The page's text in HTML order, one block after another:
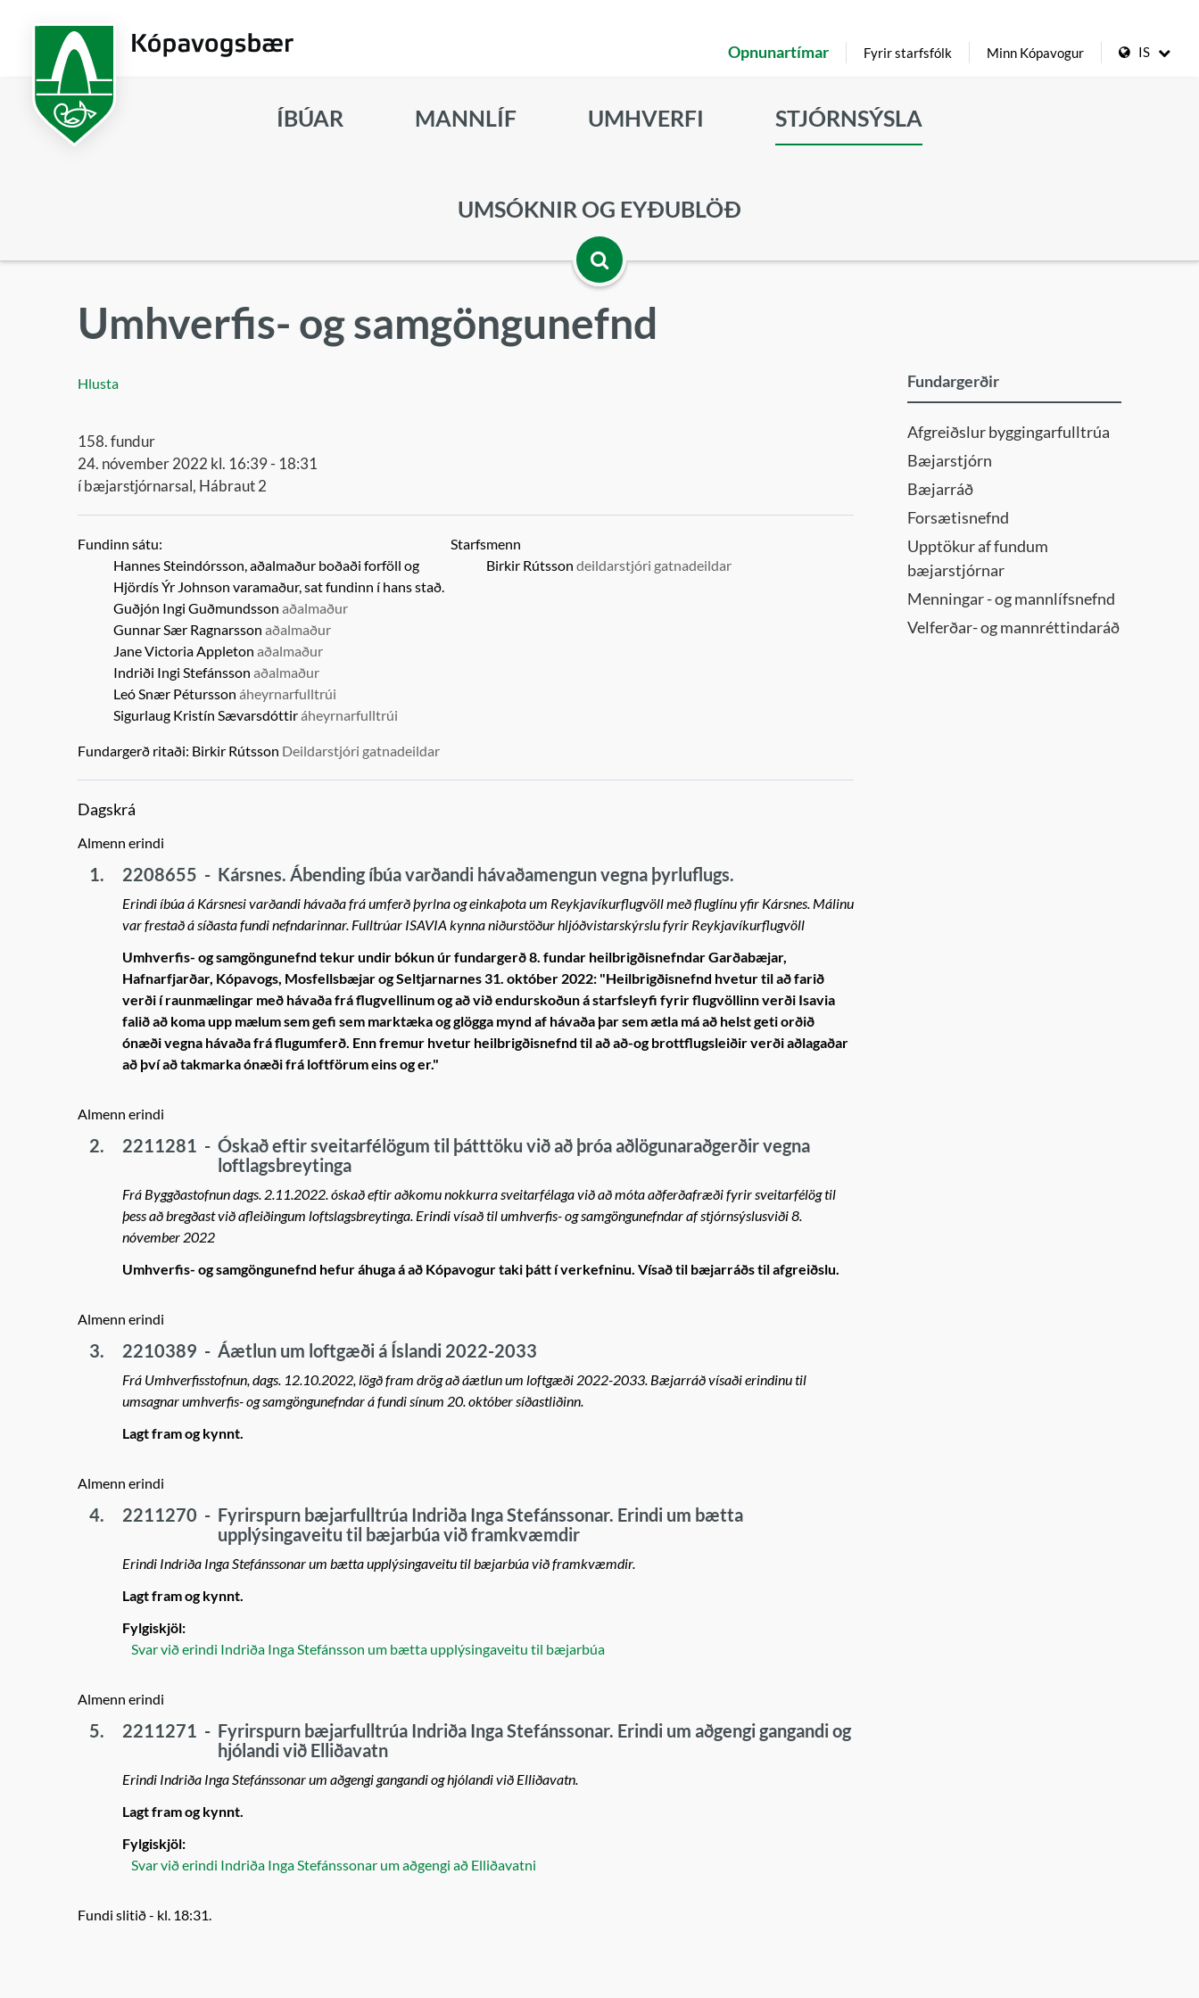
ÍBÚAR MANNLÍF UMHVERFI STJÓRNSÝSLA
UMSÓKNIR OG EYÐUBLÖÐ
Opna
leitarbox
Opnunartímar Fyrir starfsfólk Minn Kópavogur IS
Umhverfis- og samgöngunefnd
Hlusta
158. fundur
24. nóvember 2022 kl. 16:39 - 18:31
í bæjarstjórnarsal, Hábraut 2
Fundinn sátu:
Hannes Steindórsson, aðalmaður boðaði forföll og
Hjördís Ýr Johnson varamaður,sat fundinn í hans stað.
Guðjón Ingi Guðmundsson aðalmaður
Gunnar Sær Ragnarsson aðalmaður
Jane Victoria Appleton aðalmaður
Indriði Ingi Stefánsson aðalmaður
Leó Snær Pétursson áheyrnarfulltrúi
Sigurlaug Kristín Sævarsdóttiráheyrnarfulltrúi
Starfsmenn
Birkir Rútsson deildarstjóri gatnadeildar
Fundargerð ritaði: Birkir Rútsson Deildarstjóri gatnadeildar
Dagskrá
Almenn erindi
1. 2208655 - Kársnes. Ábending íbúa varðandi hávaðamengun vegna þyrluflugs.
Erindi íbúa á Kársnesi varðandi hávaða frá umferð þyrlna og einkaþota um Reykjavíkurflugvöll með fluglínu yfir Kársnes. Málinu
var frestað á síðasta fundi nefndarinnar. Fulltrúar ISAVIA kynna niðurstöður hljóðvistarskýrslu fyrir Reykjavíkurflugvöll
Umhverfis- og samgöngunefnd tekur undir bókun úr fundargerð 8. fundar heilbrigðisnefndar Garðabæjar,
Hafnarfjarðar, Kópavogs, Mosfellsbæjar og Seltjarnarnes 31. október 2022: "Heilbrigðisnefnd hvetur til að farið
verði í raunmælingar með hávaða frá flugvellinum og að við endurskoðun á starfsleyfi fyrir flugvöllinn verði Isavia
falið að koma upp mælum sem gefi sem marktæka og glögga mynd af hávaða þar sem ætla má að helst geti orðið
ónæði vegna hávaða frá flugumferð. Enn fremur hvetur heilbrigðisnefnd til að að-og brottflugsleiðir verði aðlagaðar
að því að takmarka ónæði frá loftförum eins og er."
Almenn erindi
2. 2211281 - Óskað eftir sveitarfélögum til þátttöku við að þróa aðlögunaraðgerðir vegna
loftlagsbreytinga
Frá Byggðastofnun dags. 2.11.2022. óskað eftir aðkomu nokkurra sveitarfélaga við að móta aðferðafræði fyrir sveitarfélög til
þess að bregðast við afleiðingum loftslagsbreytinga. Erindi vísað til umhverfis- og samgöngunefndar af stjórnsýslusviði 8.
nóvember 2022
Umhverfis- og samgöngunefnd hefur áhuga á að Kópavogur taki þátt í verkefninu. Vísað til bæjarráðs til afgreiðslu.
Almenn erindi
3. 2210389 - Áætlun um loftgæði á Íslandi 2022-2033
Frá Umhverfisstofnun, dags. 12.10.2022, lögð fram drög að áætlun um loftgæði 2022-2033. Bæjarráð vísaði erindinu til
umsagnar umhverfis- og samgöngunefndar á fundi sínum 20. október síðastliðinn.
Lagt fram og kynnt.
Almenn erindi
4. 2211270 - Fyrirspurn bæjarfulltrúa Indriða Inga Stefánssonar. Erindi um bætta
upplýsingaveitu til bæjarbúa við framkvæmdir
Erindi Indriða Inga Stefánssonar um bætta upplýsingaveitu til bæjarbúa við framkvæmdir.
Lagt fram og kynnt.
Fylgiskjöl:
Svar við erindi Indriða Inga Stefánsson um bætta upplýsingaveitu til bæjarbúa
Almenn erindi
5. 2211271 - Fyrirspurn bæjarfulltrúa Indriða Inga Stefánssonar. Erindi um aðgengi gangandi og
hjólandi við Elliðavatn
Erindi Indriða Inga Stefánssonar um aðgengi gangandi og hjólandi við Elliðavatn.
Lagt fram og kynnt.
Fylgiskjöl:
Svar við erindi Indriða Inga Stefánssonar um aðgengi að Elliðavatni
Fundi slitið - kl. 18:31.
Fundargerðir
Afgreiðslur byggingarfulltrúa
Bæjarstjórn
Bæjarráð
Forsætisnefnd
Upptökur af fundum
bæjarstjórnar
Menningar - og mannlífsnefnd
Velferðar- og mannréttindaráð